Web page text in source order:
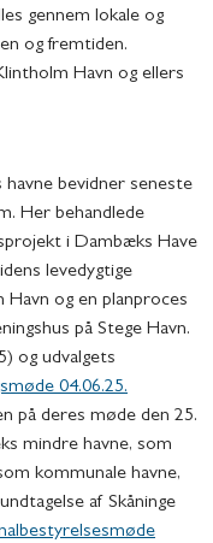
gennem lokale og
og fremtiden.
Havn og ellers
havne bevidner seneste
Her behandlede
i Dambæks Have
levedygtige
Havn og en planproces
på Stege Havn.
og udvalgets
04.06.25.
på deres møde den 25.
mindre havne, som
kommunale havne,
af Skåninge